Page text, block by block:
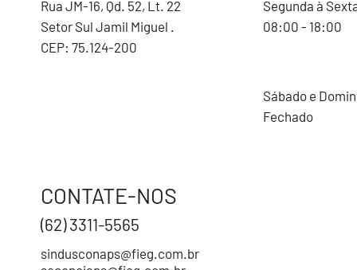
Rua JM-16, Qd. 52, Lt. 22
Setor Sul Jamil Miguel .
CEP: 75.124-200
Segunda à
08:00 - 18:00
Sábado e
Fechado
CONTATE-NOS
(62) 3311-5565
sindusconaps@fieg.com.br